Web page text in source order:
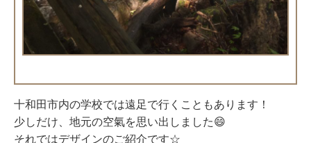
十和田市内の学校では遠足で行くこともあります！
少しだけ、地元の空氣を思い出しました😄
それではデザインのご紹介です☆